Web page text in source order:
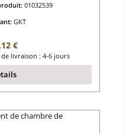
01032539
GKT
régulier :
€
livraison : 4-6 jours